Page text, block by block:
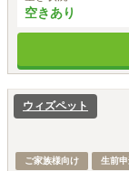
空きあり
ウィズペット
ご家族様向け 生前